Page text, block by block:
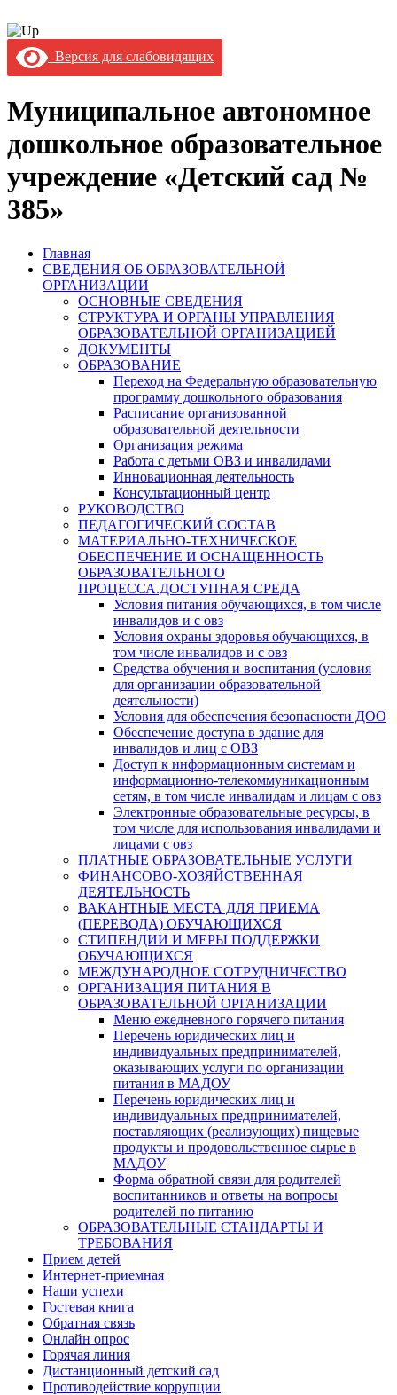
Версия для слабовидящих
Муниципальное автономное
дошкольное образовательное
учреждение «Детский сад №
385»
Главная
СВЕДЕНИЯ ОБ ОБРАЗОВАТЕЛЬНОЙ
ОРГАНИЗАЦИИ
ОСНОВНЫЕ СВЕДЕНИЯ
СТРУКТУРА И ОРГАНЫ УПРАВЛЕНИЯ
ОБРАЗОВАТЕЛЬНОЙ ОРГАНИЗАЦИЕЙ
ДОКУМЕНТЫ
ОБРАЗОВАНИЕ
Переход на Федеральную образовательную
программу дошкольного образования
Расписание организованной
образовательной деятельности
Организация режима
Работа с детьми ОВЗ и инвалидами
Инновационная деятельность
Консультационный центр
РУКОВОДСТВО
ПЕДАГОГИЧЕСКИЙ СОСТАВ
МАТЕРИАЛЬНО-ТЕХНИЧЕСКОЕ
ОБЕСПЕЧЕНИЕ И ОСНАЩЕННОСТЬ
ОБРАЗОВАТЕЛЬНОГО
ПРОЦЕССА.ДОСТУПНАЯ СРЕДА
Условия питания обучающихся, в том числе
инвалидов и с овз
Условия охраны здоровья обучающихся, в
том числе инвалидов и с овз
Средства обучения и воспитания (условия
для организации образовательной
деятельности)
Условия для обеспечения безопасности ДОО
Обеспечение доступа в здание для
инвалидов и лиц с ОВЗ
Доступ к информационным системам и
информационно-телекоммуникационным
сетям, в том числе инвалидам и лицам с овз
Электронные образовательные ресурсы, в
том числе для использования инвалидами и
лицами с овз
ПЛАТНЫЕ ОБРАЗОВАТЕЛЬНЫЕ УСЛУГИ
ФИНАНСОВО-ХОЗЯЙСТВЕННАЯ
ДЕЯТЕЛЬНОСТЬ
ВАКАНТНЫЕ МЕСТА ДЛЯ ПРИЕМА
(ПЕРЕВОДА) ОБУЧАЮЩИХСЯ
СТИПЕНДИИ И МЕРЫ ПОДДЕРЖКИ
ОБУЧАЮЩИХСЯ
МЕЖДУНАРОДНОЕ СОТРУДНИЧЕСТВО
ОРГАНИЗАЦИЯ ПИТАНИЯ В
ОБРАЗОВАТЕЛЬНОЙ ОРГАНИЗАЦИИ
Меню ежедневного горячего питания
Перечень юридических лиц и
индивидуальных предпринимателей,
оказывающих услуги по организации
питания в МАДОУ
Перечень юридических лиц и
индивидуальных предпринимателей,
поставляющих (реализующих) пищевые
продукты и продовольственное сырье в
МАДОУ
Форма обратной связи для родителей
воспитанников и ответы на вопросы
родителей по питанию
ОБРАЗОВАТЕЛЬНЫЕ СТАНДАРТЫ И
ТРЕБОВАНИЯ
Прием детей
Интернет-приемная
Наши успехи
Гостевая книга
Обратная связь
Онлайн опрос
Горячая линия
Дистанционный детский сад
Противодействие коррупции